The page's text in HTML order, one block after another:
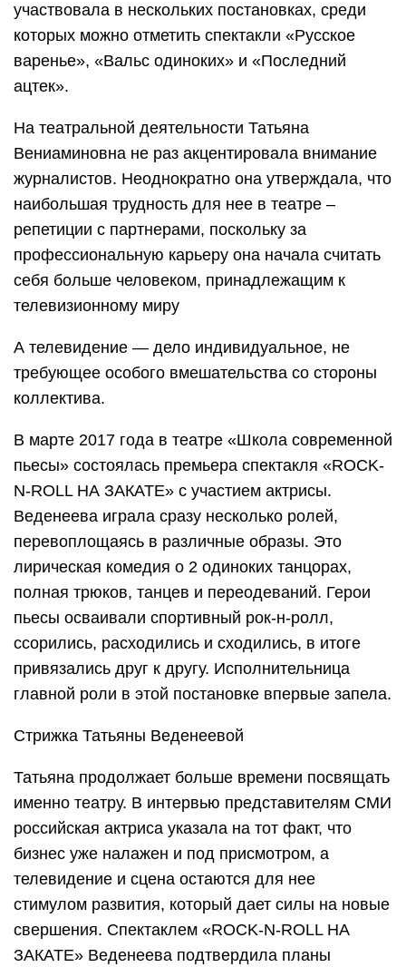
участвовала в нескольких постановках, среди
которых можно отметить спектакли «Русское
варенье», «Вальс одиноких» и «Последний
ацтек».
На театральной деятельности Татьяна
Вениаминовна не раз акцентировала внимание
журналистов. Неоднократно она утверждала, что
наибольшая трудность для нее в театре –
репетиции с партнерами, поскольку за
профессиональную карьеру она начала считать
себя больше человеком, принадлежащим к
телевизионному миру
А телевидение — дело индивидуальное, не
требующее особого вмешательства со стороны
коллектива.
В марте 2017 года в театре «Школа современной
пьесы» состоялась премьера спектакля «ROCK-
N-ROLL НА ЗАКАТЕ» с участием актрисы.
Веденеева играла сразу несколько ролей,
перевоплощаясь в различные образы. Это
лирическая комедия о 2 одиноких танцорах,
полная трюков, танцев и переодеваний. Герои
пьесы осваивали спортивный рок-н-ролл,
ссорились, расходились и сходились, в итоге
привязались друг к другу. Исполнительница
главной роли в этой постановке впервые запела.
Стрижка Татьяны Веденеевой
Татьяна продолжает больше времени посвящать
именно театру. В интервью представителям СМИ
российская актриса указала на тот факт, что
бизнес уже налажен и под присмотром, а
телевидение и сцена остаются для нее
стимулом развития, который дает силы на новые
свершения. Спектаклем «ROCK-N-ROLL НА
ЗАКАТЕ» Веденеева подтвердила планы